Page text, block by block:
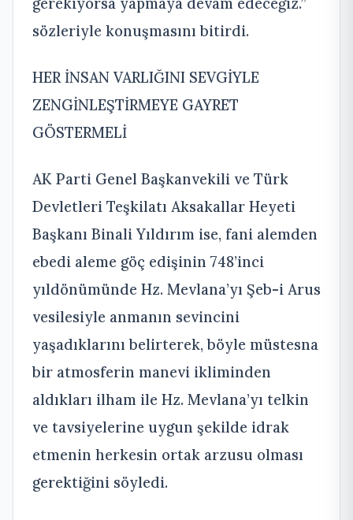
sözleriyle konuşmasını bitirdi.
HER İNSAN VARLIĞINI SEVGİYLE
ZENGİNLEŞTİRMEYE GAYRET
GÖSTERMELİ
AK Parti Genel Başkanvekili ve Türk
Devletleri Teşkilatı Aksakallar Heyeti
Başkanı Binali Yıldırım ise, fani alemden
ebedi aleme göç edişinin 748’inci
yıldönümünde Hz. Mevlana’yı Şeb-i Arus
vesilesiyle anmanın sevincini
yaşadıklarını belirterek, böyle müstesna
bir atmosferin manevi ikliminden
aldıkları ilham ile Hz. Mevlana’yı telkin
ve tavsiyelerine uygun şekilde idrak
etmenin herkesin ortak arzusu olması
gerektiğini söyledi.